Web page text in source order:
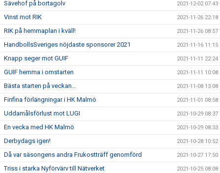
Sävehof på bortagolv 2021-12-02 07:43
Vinst mot RIK 2021-11-26 22:18
RIK på hemmaplan i kväll! 2021-11-26 08:57
HandbollsSveriges nöjdaste sponsorer 2021 2021-11-16 11:15
Knapp seger mot GUIF 2021-11-11 22:24
GUIF hemma i omstarten 2021-11-11 10:08
Bästa starten på veckan… 2021-11-08 13:08
Finfina förlängningar i HK Malmö 2021-11-01 08:58
Uddamålsförlust mot LUGI 2021-10-29 08:37
En vecka med HK Malmö 2021-10-29 08:33
Derbydags igen! 2021-10-28 10:52
Då var säsongens andra Frukostträff genomförd 2021-10-27 17:50
Triss i starka Nyförvärv till Nätverket 2021-10-25 08:08